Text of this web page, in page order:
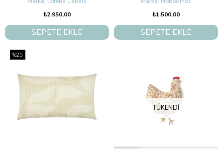
₺2.950,00
SEPETE EKLE
₺1.500,00
SEPETE EKLE
%25
TÜKENDI